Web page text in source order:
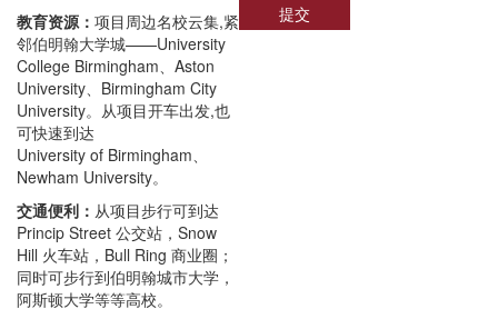
教育资源： 项目周边名校云集,紧
邻伯明翰大学城——University
College Birmingham、Aston
University、Birmingham City
University。从项目开车出发,也
可快速到达
University of Birmingham、
Newham University。
交通便利： 从项目步行可到达
Princip Street 公交站，Snow
Hill 火车站，Bull Ring 商业圈；
同时可步行到伯明翰城市大学，
阿斯顿大学等等高校。
提交